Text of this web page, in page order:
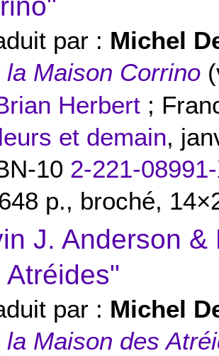
par : Michel
la Maison Corrino
Herbert ;
et demain,
10 2-221-
p., broché,
J. Anderson &
Atréides"
par : Michel
la Maison des